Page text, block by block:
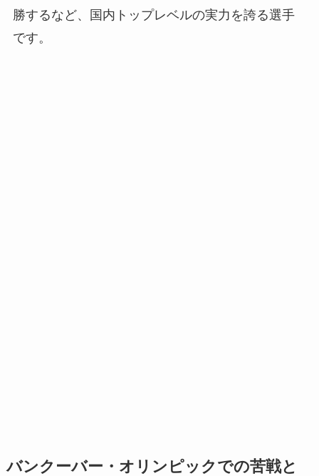
勝するなど、国内トップレベルの実力を誇る選手
です。
バンクーバー・オリンピックでの苦戦と